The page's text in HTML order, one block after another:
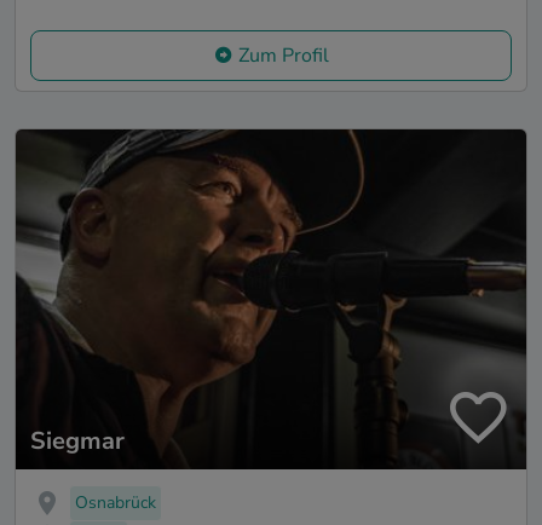
Zum Profil
Siegmar
Osnabrück